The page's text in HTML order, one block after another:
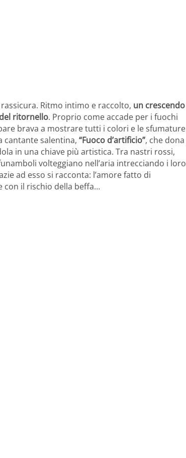
rassicura. Ritmo intimo e raccolto, un crescendo
ritornello. Proprio come accade per i fuochi
brava a mostrare tutti i colori e le sfumature
cantante salentina, “Fuoco d’artificio”, che dona
in una chiave più artistica. Tra nastri rossi,
volteggiano nell’aria intrecciando i loro
ad esso si racconta: l’amore fatto di
con il rischio della beffa…